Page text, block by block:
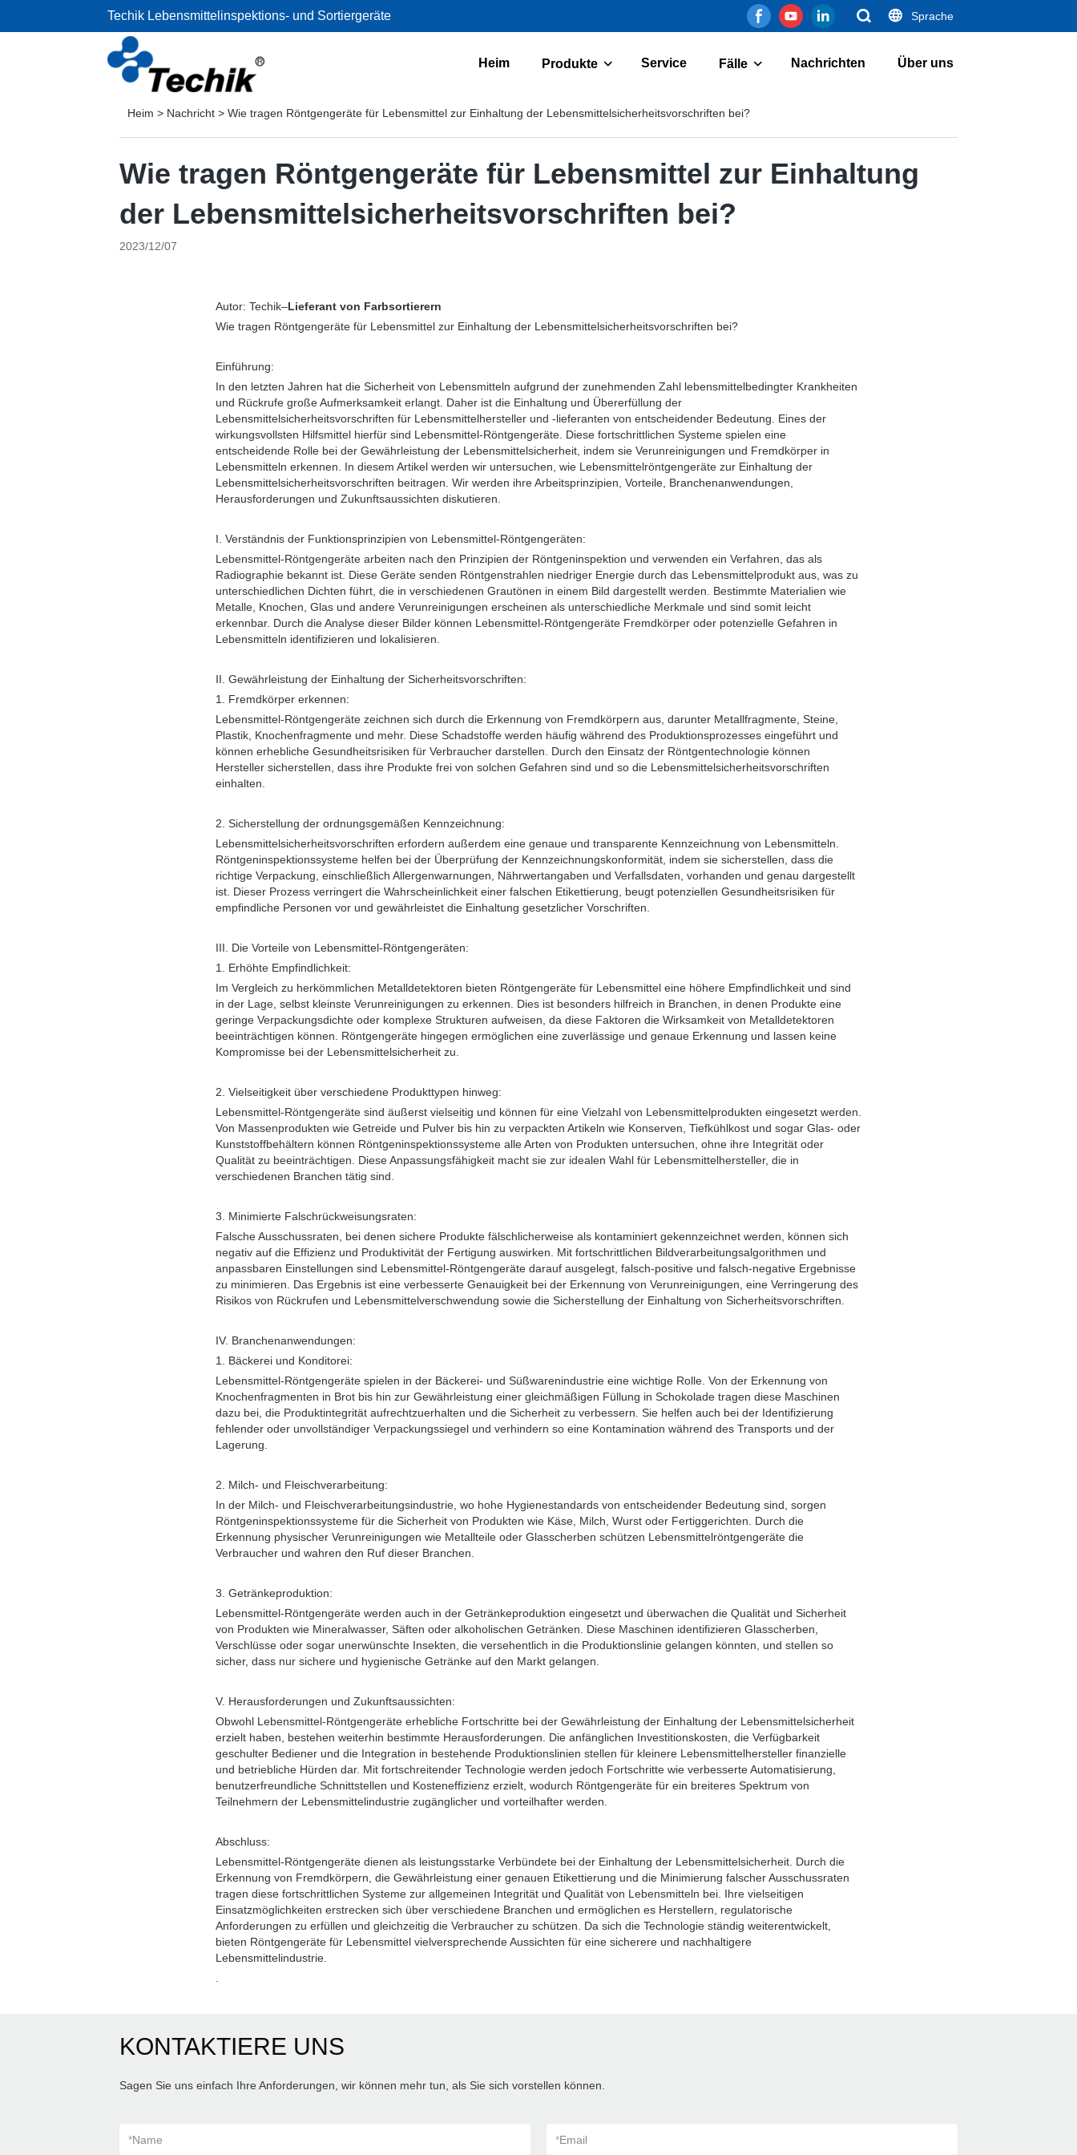
Techik Lebensmittelinspektions- und Sortiergeräte Sprache
Heim Produkte Service Fälle Nachrichten Über uns
Heim > Nachricht >Wie tragen Röntgengeräte für Lebensmittel zur Einhaltung der Lebensmittelsicherheitsvorschriften bei?
Wie tragen Röntgengeräte für Lebensmittel zur Einhaltung
der Lebensmittelsicherheitsvorschriften bei?
2023/12/07
Autor: Techik–Lieferant von Farbsortierern
Wie tragen Röntgengeräte für Lebensmittel zur Einhaltung der Lebensmittelsicherheitsvorschriften bei?
Einführung:
In den letzten Jahren hat die Sicherheit von Lebensmitteln aufgrund der zunehmenden Zahl lebensmittelbedingter Krankheiten
und Rückrufe große Aufmerksamkeit erlangt. Daher ist die Einhaltung und Übererfüllung der
Lebensmittelsicherheitsvorschriften für Lebensmittelhersteller und -lieferanten von entscheidender Bedeutung. Eines der
wirkungsvollsten Hilfsmittel hierfür sind Lebensmittel-Röntgengeräte. Diese fortschrittlichen Systeme spielen eine
entscheidende Rolle bei der Gewährleistung der Lebensmittelsicherheit, indem sie Verunreinigungen und Fremdkörper in
Lebensmitteln erkennen. In diesem Artikel werden wir untersuchen, wie Lebensmittelröntgengeräte zur Einhaltung der
Lebensmittelsicherheitsvorschriften beitragen. Wir werden ihre Arbeitsprinzipien, Vorteile, Branchenanwendungen,
Herausforderungen und Zukunftsaussichten diskutieren.
I. Verständnis der Funktionsprinzipien von Lebensmittel-Röntgengeräten:
Lebensmittel-Röntgengeräte arbeiten nach den Prinzipien der Röntgeninspektion und verwenden ein Verfahren, das als
Radiographie bekannt ist. Diese Geräte senden Röntgenstrahlen niedriger Energie durch das Lebensmittelprodukt aus, was zu
unterschiedlichen Dichten führt, die in verschiedenen Grautönen in einem Bild dargestellt werden. Bestimmte Materialien wie
Metalle, Knochen, Glas und andere Verunreinigungen erscheinen als unterschiedliche Merkmale und sind somit leicht
erkennbar. Durch die Analyse dieser Bilder können Lebensmittel-Röntgengeräte Fremdkörper oder potenzielle Gefahren in
Lebensmitteln identifizieren und lokalisieren.
II. Gewährleistung der Einhaltung der Sicherheitsvorschriften:
1. Fremdkörper erkennen:
Lebensmittel-Röntgengeräte zeichnen sich durch die Erkennung von Fremdkörpern aus, darunter Metallfragmente, Steine,
Plastik, Knochenfragmente und mehr. Diese Schadstoffe werden häufig während des Produktionsprozesses eingeführt und
können erhebliche Gesundheitsrisiken für Verbraucher darstellen. Durch den Einsatz der Röntgentechnologie können
Hersteller sicherstellen, dass ihre Produkte frei von solchen Gefahren sind und so die Lebensmittelsicherheitsvorschriften
einhalten.
2. Sicherstellung der ordnungsgemäßen Kennzeichnung:
Lebensmittelsicherheitsvorschriften erfordern außerdem eine genaue und transparente Kennzeichnung von Lebensmitteln.
Röntgeninspektionssysteme helfen bei der Überprüfung der Kennzeichnungskonformität, indem sie sicherstellen, dass die
richtige Verpackung, einschließlich Allergenwarnungen, Nährwertangaben und Verfallsdaten, vorhanden und genau dargestellt
ist. Dieser Prozess verringert die Wahrscheinlichkeit einer falschen Etikettierung, beugt potenziellen Gesundheitsrisiken für
empfindliche Personen vor und gewährleistet die Einhaltung gesetzlicher Vorschriften.
III. Die Vorteile von Lebensmittel-Röntgengeräten:
1. Erhöhte Empfindlichkeit:
Im Vergleich zu herkömmlichen Metalldetektoren bieten Röntgengeräte für Lebensmittel eine höhere Empfindlichkeit und sind
in der Lage, selbst kleinste Verunreinigungen zu erkennen. Dies ist besonders hilfreich in Branchen, in denen Produkte eine
geringe Verpackungsdichte oder komplexe Strukturen aufweisen, da diese Faktoren die Wirksamkeit von Metalldetektoren
beeinträchtigen können. Röntgengeräte hingegen ermöglichen eine zuverlässige und genaue Erkennung und lassen keine
Kompromisse bei der Lebensmittelsicherheit zu.
2. Vielseitigkeit über verschiedene Produkttypen hinweg:
Lebensmittel-Röntgengeräte sind äußerst vielseitig und können für eine Vielzahl von Lebensmittelprodukten eingesetzt werden.
Von Massenprodukten wie Getreide und Pulver bis hin zu verpackten Artikeln wie Konserven, Tiefkühlkost und sogar Glas- oder
Kunststoffbehältern können Röntgeninspektionssysteme alle Arten von Produkten untersuchen, ohne ihre Integrität oder
Qualität zu beeinträchtigen. Diese Anpassungsfähigkeit macht sie zur idealen Wahl für Lebensmittelhersteller, die in
verschiedenen Branchen tätig sind.
3. Minimierte Falschrückweisungsraten:
Falsche Ausschussraten, bei denen sichere Produkte fälschlicherweise als kontaminiert gekennzeichnet werden, können sich
negativ auf die Effizienz und Produktivität der Fertigung auswirken. Mit fortschrittlichen Bildverarbeitungsalgorithmen und
anpassbaren Einstellungen sind Lebensmittel-Röntgengeräte darauf ausgelegt, falsch-positive und falsch-negative Ergebnisse
zu minimieren. Das Ergebnis ist eine verbesserte Genauigkeit bei der Erkennung von Verunreinigungen, eine Verringerung des
Risikos von Rückrufen und Lebensmittelverschwendung sowie die Sicherstellung der Einhaltung von Sicherheitsvorschriften.
IV. Branchenanwendungen:
1. Bäckerei und Konditorei:
Lebensmittel-Röntgengeräte spielen in der Bäckerei- und Süßwarenindustrie eine wichtige Rolle. Von der Erkennung von
Knochenfragmenten in Brot bis hin zur Gewährleistung einer gleichmäßigen Füllung in Schokolade tragen diese Maschinen
dazu bei, die Produktintegrität aufrechtzuerhalten und die Sicherheit zu verbessern. Sie helfen auch bei der Identifizierung
fehlender oder unvollständiger Verpackungssiegel und verhindern so eine Kontamination während des Transports und der
Lagerung.
2. Milch- und Fleischverarbeitung:
In der Milch- und Fleischverarbeitungsindustrie, wo hohe Hygienestandards von entscheidender Bedeutung sind, sorgen
Röntgeninspektionssysteme für die Sicherheit von Produkten wie Käse, Milch, Wurst oder Fertiggerichten. Durch die
Erkennung physischer Verunreinigungen wie Metallteile oder Glasscherben schützen Lebensmittelröntgengeräte die
Verbraucher und wahren den Ruf dieser Branchen.
3. Getränkeproduktion:
Lebensmittel-Röntgengeräte werden auch in der Getränkeproduktion eingesetzt und überwachen die Qualität und Sicherheit
von Produkten wie Mineralwasser, Säften oder alkoholischen Getränken. Diese Maschinen identifizieren Glasscherben,
Verschlüsse oder sogar unerwünschte Insekten, die versehentlich in die Produktionslinie gelangen könnten, und stellen so
sicher, dass nur sichere und hygienische Getränke auf den Markt gelangen.
V. Herausforderungen und Zukunftsaussichten:
Obwohl Lebensmittel-Röntgengeräte erhebliche Fortschritte bei der Gewährleistung der Einhaltung der Lebensmittelsicherheit
erzielt haben, bestehen weiterhin bestimmte Herausforderungen. Die anfänglichen Investitionskosten, die Verfügbarkeit
geschulter Bediener und die Integration in bestehende Produktionslinien stellen für kleinere Lebensmittelhersteller finanzielle
und betriebliche Hürden dar. Mit fortschreitender Technologie werden jedoch Fortschritte wie verbesserte Automatisierung,
benutzerfreundliche Schnittstellen und Kosteneffizienz erzielt, wodurch Röntgengeräte für ein breiteres Spektrum von
Teilnehmern der Lebensmittelindustrie zugänglicher und vorteilhafter werden.
Abschluss:
Lebensmittel-Röntgengeräte dienen als leistungsstarke Verbündete bei der Einhaltung der Lebensmittelsicherheit. Durch die
Erkennung von Fremdkörpern, die Gewährleistung einer genauen Etikettierung und die Minimierung falscher Ausschussraten
tragen diese fortschrittlichen Systeme zur allgemeinen Integrität und Qualität von Lebensmitteln bei. Ihre vielseitigen
Einsatzmöglichkeiten erstrecken sich über verschiedene Branchen und ermöglichen es Herstellern, regulatorische
Anforderungen zu erfüllen und gleichzeitig die Verbraucher zu schützen. Da sich die Technologie ständig weiterentwickelt,
bieten Röntgengeräte für Lebensmittel vielversprechende Aussichten für eine sicherere und nachhaltigere
Lebensmittelindustrie.
KONTAKTIERE UNS
Sagen Sie uns einfach Ihre Anforderungen, wir können mehr tun, als Sie sich vorstellen können.
*Name *Email